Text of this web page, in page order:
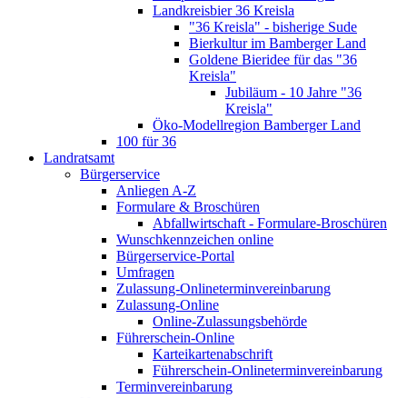
Landkreisbier 36 Kreisla
"36 Kreisla" - bisherige Sude
Bierkultur im Bamberger Land
Goldene Bieridee für das "36
Kreisla"
Jubiläum - 10 Jahre "36
Kreisla"
Öko-Modellregion Bamberger Land
100 für 36
Landratsamt
Bürgerservice
Anliegen A-Z
Formulare & Broschüren
Abfallwirtschaft - Formulare-Broschüren
Wunschkennzeichen online
Bürgerservice-Portal
Umfragen
Zulassung-Onlineterminvereinbarung
Zulassung-Online
Online-Zulassungsbehörde
Führerschein-Online
Karteikartenabschrift
Führerschein-Onlineterminvereinbarung
Terminvereinbarung